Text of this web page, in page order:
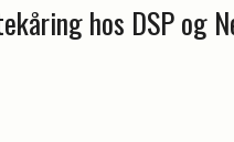
hos DSP og